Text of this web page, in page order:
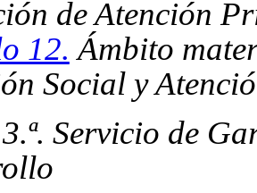
de Atención
12. Ámbito
Social y
Servicio de